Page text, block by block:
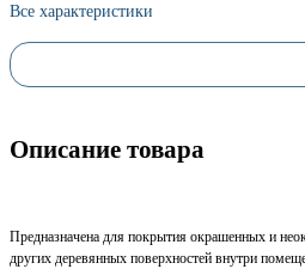
Все характеристики
Описание товара
Предназначена для покрытия окрашенных и
других деревянных поверхностей внутри